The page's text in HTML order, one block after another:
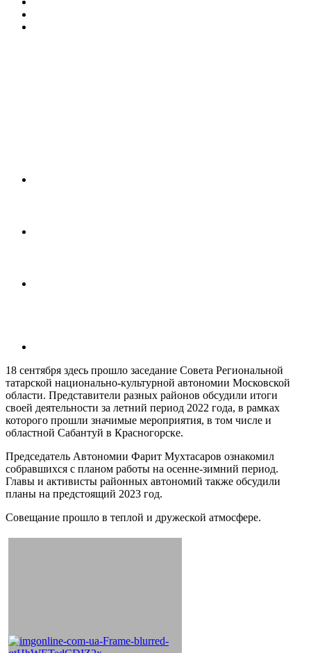
18 сентября здесь прошло заседание Совета Региональной
татарской национально-культурной автономии Московской
области. Представители разных районов обсудили итоги
своей деятельности за летний период 2022 года, в рамках
которого прошли значимые мероприятия, в том числе и
областной Сабантуй в Красногорске.
Председатель Автономии Фарит Мухтасаров ознакомил
собравшихся с планом работы на осенне-зимний период.
Главы и активисты районных автономий также обсудили
планы на предстоящий 2023 год.
Совещание прошло в теплой и дружеской атмосфере.